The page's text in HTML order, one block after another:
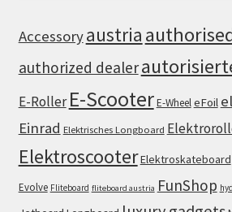
Accessoryaustria
authorized dealer
E-Roller E-ScooterE-WheeleFoil
Einrad Elektrisches Longboard
ElektroscooterElektroskateboard
Evolve Fliteboard fliteboard austria FunShop